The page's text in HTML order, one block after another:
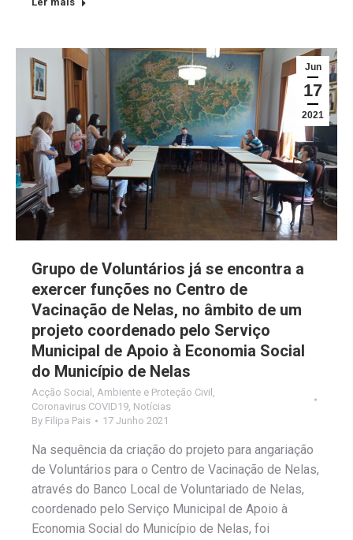
Jun
17
2021
Grupo de Voluntários já se encontra a
exercer funções no Centro de
Vacinação de Nelas, no âmbito de um
projeto coordenado pelo Serviço
Municipal de Apoio à Economia Social
do Município de Nelas
Acção Social , Ambiente e Proteção Civil ,
Coronavirus COVID19, Notícias
By Filipa Pais 17 Junho 2021
Na sequência da criação do projeto para angariação
de Voluntários para o Centro de Vacinação de Nelas,
através do Banco Local de Voluntariado de Nelas,
coordenado pelo Serviço Municipal de Apoio à
Economia Social do Município de Nelas, foi